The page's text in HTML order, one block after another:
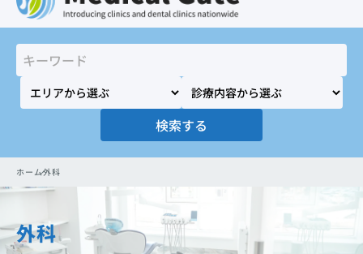
検索する
ホーム外科
外科